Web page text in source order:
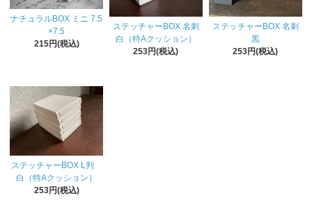
ナチュラルBOX ミニ 7.5
×7.5
215円(税込)
ステッチャーBOX 名刺
白（特Aクッション）
253円(税込)
ステッチャーBOX 名刺
黒
253円(税込)
ステッチャーBOX L判
白（特Aクッション）
253円(税込)